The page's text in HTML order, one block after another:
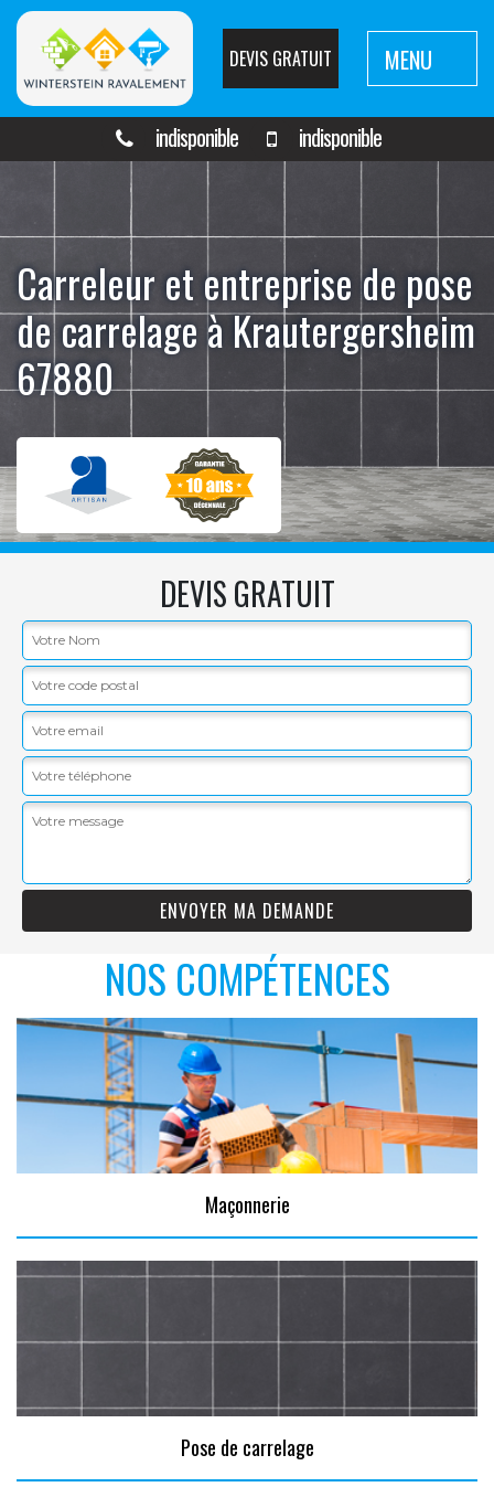
DEVIS GRATUIT MENU
indisponible indisponible
Carreleur et entreprise de pose
de carrelage à Krautergersheim
67880
DEVIS GRATUIT
NOS COMPÉTENCES
Maçonnerie
Pose de carrelage